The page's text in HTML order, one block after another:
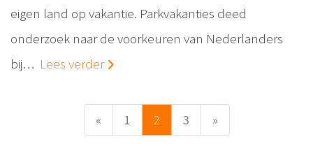
eigen land op vakantie. Parkvakanties deed
onderzoek naar de voorkeuren van Nederlanders
bij… Lees verder
« 1 2 3 »